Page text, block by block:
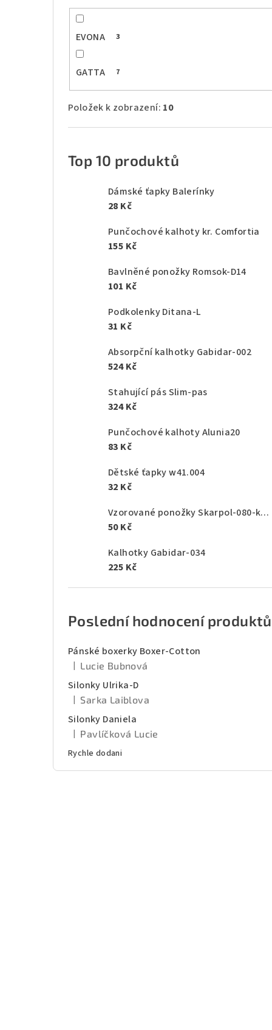
EVONA 3
GATTA 7
Položek k zobrazení: 10
Top 10 produktů
Dámské ťapky Balerínky
28 Kč
Punčochové kalhoty kr. Comfortia
155 Kč
Bavlněné ponožky Romsok-D14
101 Kč
Podkolenky Ditana-L
31 Kč
Absorpční kalhotky Gabidar-002
524 Kč
Stahující pás Slim-pas
324 Kč
Punčochové kalhoty Alunia20
83 Kč
Dětské ťapky w41.004
32 Kč
Vzorované ponožky Skarpol-080-kaktus
50 Kč
Kalhotky Gabidar-034
225 Kč
Poslední hodnocení produktů
Pánské boxerky Boxer-Cotton
Hodnocení produktu je 5 z 5 hvězdiček.
| Lucie Bubnová
Silonky Ulrika-D
Hodnocení produktu je 5 z 5 hvězdiček.
| Sarka Laiblova
Silonky Daniela
Hodnocení produktu je 5 z 5 hvězdiček.
| Pavlíčková Lucie
Rychle dodani